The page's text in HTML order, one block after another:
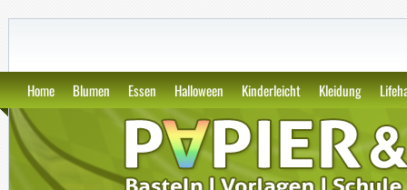
Home Blumen Essen Halloween Kinderleicht Kleidung